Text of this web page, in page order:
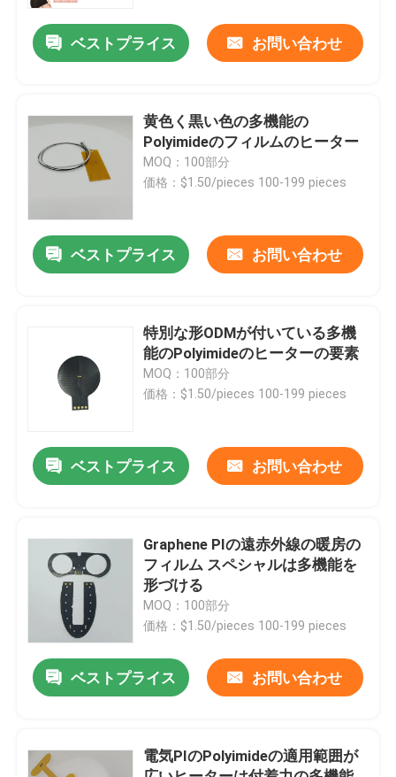
家
ビデオ
工場旅行
品質管理
ニュース
引用を要求しなさい
Piのフィルムのヒーター
ベストプライス お問い合わせ
黄色く黒い色の多機能の
Polyimideのフィルムのヒーター
MOQ：100部分
価格：$1.50/pieces 100-199 pieces
ベストプライス お問い合わせ
特別な形ODMが付いている多機
能のPolyimideのヒーターの要素
MOQ：100部分
価格：$1.50/pieces 100-199 pieces
ベストプライス お問い合わせ
Graphene PIの遠赤外線の暖房の
フィルム スペシャルは多機能を
形づける
MOQ：100部分
価格：$1.50/pieces 100-199 pieces
ベストプライス お問い合わせ
電気PIのPolyimideの適用範囲が